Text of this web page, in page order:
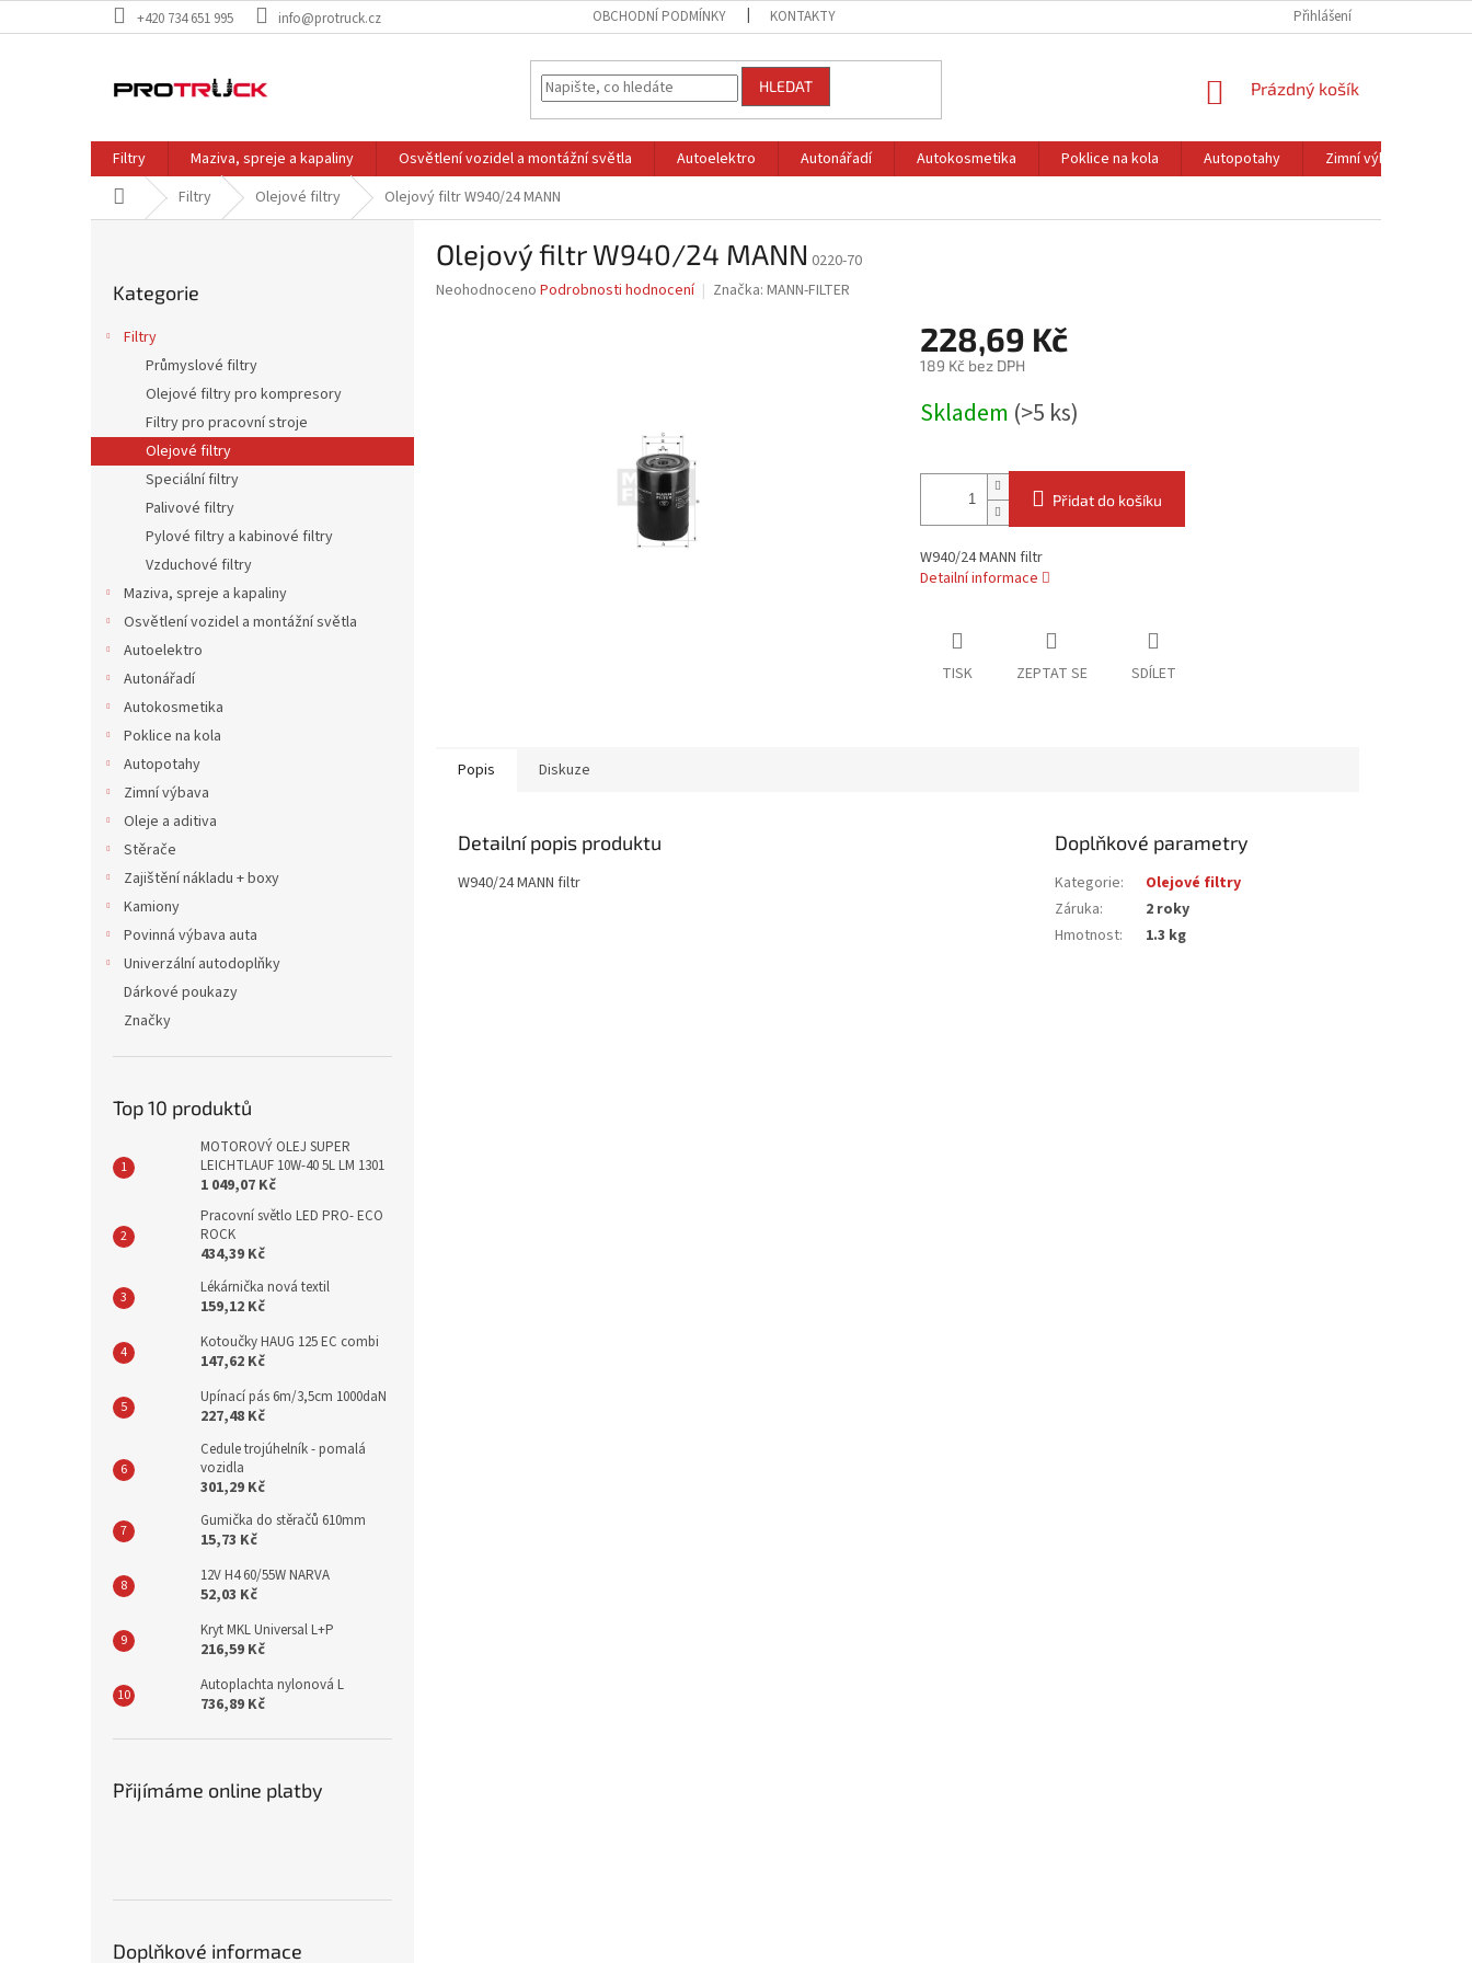
na
+420 734 651 995 info@protruck.cz OBCHODNÍ PODMÍNKY KONTAKTY Přihlášení
HLEDAT
NÁKUPNÍ
Prázdný košík
Filtry Maziva, spreje a kapaliny Osvětlení vozidel a montážní světla Autoelektro Autonářadí Autokosmetika Poklice na kola Autopotahy Zimní výbava
Domů Filtry Olejové filtry Olejový filtr W940/24 MANN
a
kategorie
Kategorie
Filtry
Průmyslové filtry
Olejové filtry pro kompresory
Filtry pro pracovní stroje
Olejové filtry
Speciální filtry
Palivové filtry
Pylové filtry a kabinové filtry
Vzduchové filtry
Maziva, spreje a kapaliny
Osvětlení vozidel a montážní světla
Autoelektro
Autonářadí
Autokosmetika
Poklice na kola
Autopotahy
Zimní výbava
Oleje a aditiva
Stěrače
Zajištění nákladu + boxy
Kamiony
Povinná výbava auta
Univerzální autodoplňky
Dárkové poukazy
Značky
Top 10 produktů
MOTOROVÝ OLEJ SUPER
LEICHTLAUF 10W-40 5L LM 1301
1 049,07 Kč
Pracovní světlo LED PRO- ECO
ROCK
434,39 Kč
Lékárnička nová textil
159,12 Kč
Kotoučky HAUG 125 EC combi
147,62 Kč
Upínací pás 6m/3,5cm 1000daN
227,48 Kč
Cedule trojúhelník - pomalá
vozidla
301,29 Kč
Gumička do stěračů 610mm
15,73 Kč
12V H4 60/55W NARVA
52,03 Kč
Kryt MKL Universal L+P
216,59 Kč
Autoplachta nylonová L
736,89 Kč
Přijímáme online platby
Doplňkové informace
Olejový filtr W940/24 MANN 0220-70
Průměrné
Neohodnoceno Podrobnosti hodnocení Značka: MANN-FILTER
228,69 Kč
189 Kč bez DPH
cena:
Skladem (>5 ks)
Přidat do košíku
W940/24 MANN filtr
Detailní informace
TISK ZEPTAT SE SDÍLET
Popis Diskuze
Detailní popis produktu
W940/24 MANN filtr
Doplňkové parametry
Kategorie:
Olejové filtry
Záruka:
2 roky
Hmotnost: 1.3 kg